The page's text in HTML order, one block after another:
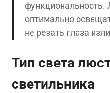
оптимально
не резать глаза
Тип света
светильника